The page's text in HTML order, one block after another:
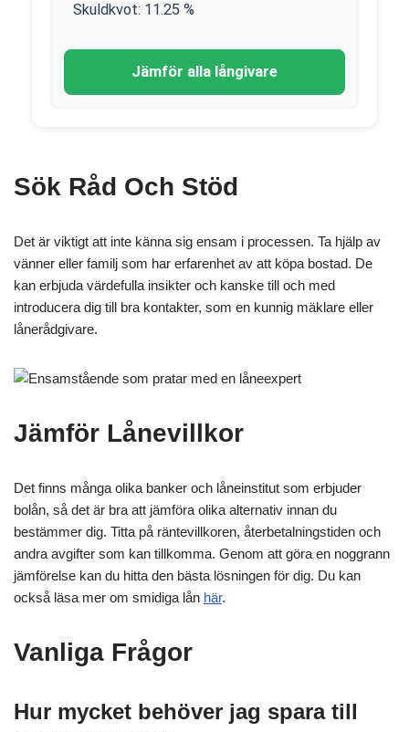
Skuldkvot: 11.25 %
Jämför alla långivare
Sök Råd Och Stöd
Det är viktigt att inte känna sig ensam i processen. Ta hjälp av
vänner eller familj som har erfarenhet av att köpa bostad. De
kan erbjuda värdefulla insikter och kanske till och med
introducera dig till bra kontakter, som en kunnig mäklare eller
lånerådgivare.
Jämför Lånevillkor
Det finns många olika banker och låneinstitut som erbjuder
bolån, så det är bra att jämföra olika alternativ innan du
bestämmer dig. Titta på räntevillkoren, återbetalningstiden och
andra avgifter som kan tillkomma. Genom att göra en noggrann
jämförelse kan du hitta den bästa lösningen för dig. Du kan
också läsa mer om smidiga lån här.
Vanliga Frågor
Hur mycket behöver jag spara till